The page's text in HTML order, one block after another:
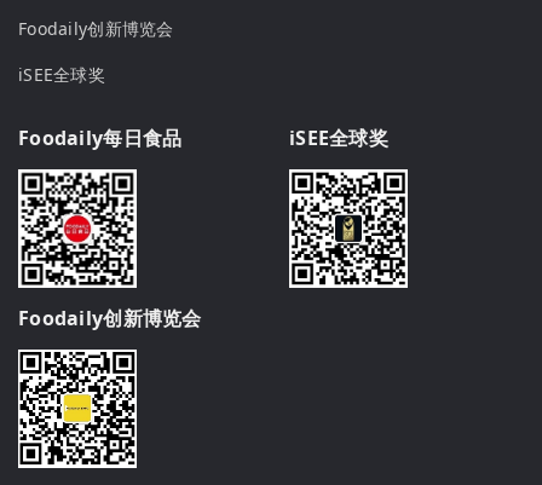
Foodaily创新博览会
iSEE全球奖
Foodaily每日食品 iSEE全球奖
Foodaily创新博览会